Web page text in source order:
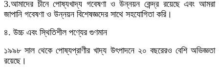
3.আমাদের চীনে পোষ্যখাদ্য গবেষণা ও উন্নয়ন কেন্দ্র রয়েছে এবং আমরা
জাপানি গবেষণা ও উন্নয়ন বিশেষজ্ঞদের সাথে সহযোগিতা করি।
৪. উচ্চ এবং স্থিতিশীল পণ্যের গুণমান
১৯৯৮ সাল থেকে পোষ্যপ্রাণীর খাদ্য উৎপাদনে ২০ বছরেরও বেশি অভিজ্ঞতা
রয়েছে।